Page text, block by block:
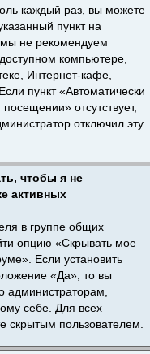
каждый раз, вы можете
пункт на
не рекомендуем
компьютере,
Интернет-кафе,
пункт «Автоматически
отсутствует,
отключил эту
чтобы я не
активных
в группе общих
опцию «Скрывать мое
Если установить
«Да», то вы
администраторам,
себе. Для всех
скрытым пользователем.